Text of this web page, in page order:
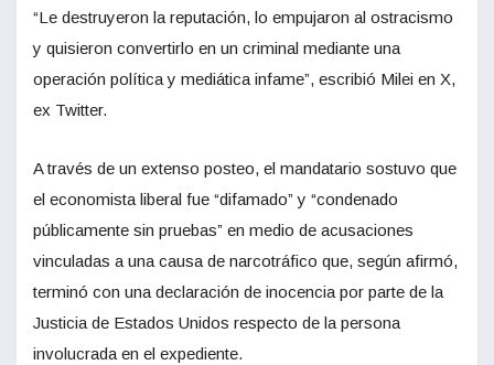
“Le destruyeron la reputación, lo empujaron al ostracismo
y quisieron convertirlo en un criminal mediante una
operación política y mediática infame”, escribió Milei en X,
ex Twitter.
A través de un extenso posteo, el mandatario sostuvo que
el economista liberal fue “difamado” y “condenado
públicamente sin pruebas” en medio de acusaciones
vinculadas a una causa de narcotráfico que, según afirmó,
terminó con una declaración de inocencia por parte de la
Justicia de Estados Unidos respecto de la persona
involucrada en el expediente.